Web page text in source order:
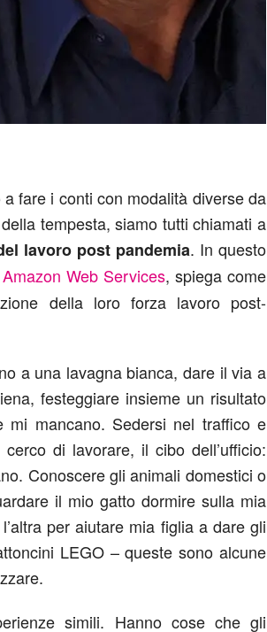
fare i conti con modalità diverse da
tempesta, siamo tutti chiamati a
lavoro post pandemia. In questo
Amazon Web Services, spiega come
della loro forza lavoro post-
a una lavagna bianca, dare il via a
festeggiare insieme un risultato
mi mancano. Sedersi nel traffico e
di lavorare, il cibo dell’ufficio:
Conoscere gli animali domestici o
il mio gatto dormire sulla mia
per aiutare mia figlia a dare gli
LEGO – queste sono alcune
simili. Hanno cose che gli